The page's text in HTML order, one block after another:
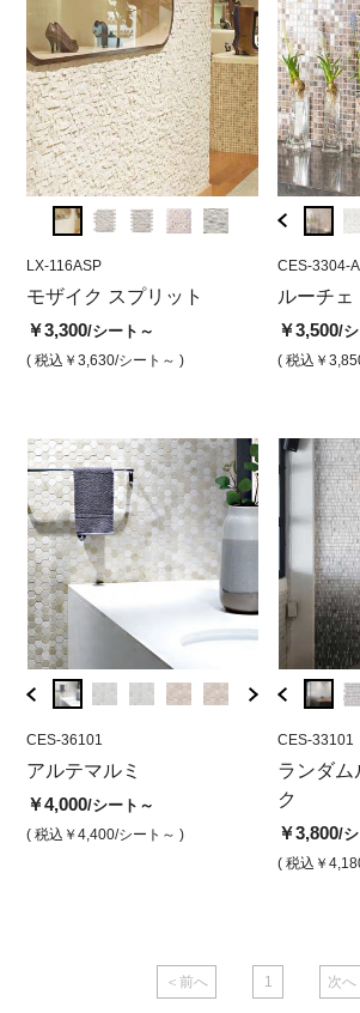
LX-116ASP
モザイク スプリット
￥3,300/シート～
( 税込￥3,630/シート～ )
LX-116ASP
モザイク
￥3,300/シー
( 税込￥3,630/
CES-3315-A
ルーチェモザイク ネロク
ラウン(15mm角)
￥3,500/シート
CES-3304-A
ルーチェ
￥3,500/
( 税込￥
CES-36101
アルテマルミ
￥4,000/シート～
( 税込￥4,400/シート～ )
CES-36101B
アルテマ
ララ
￥1,700/シー
( 税込￥1,870 /
CES-33105C
ランダム ルーチェ モザ
イク ライングレーダー
ク 端部用
CES-33101
ランダム
ク
￥3,800/
( 税込￥
＜前へ 1 次へ